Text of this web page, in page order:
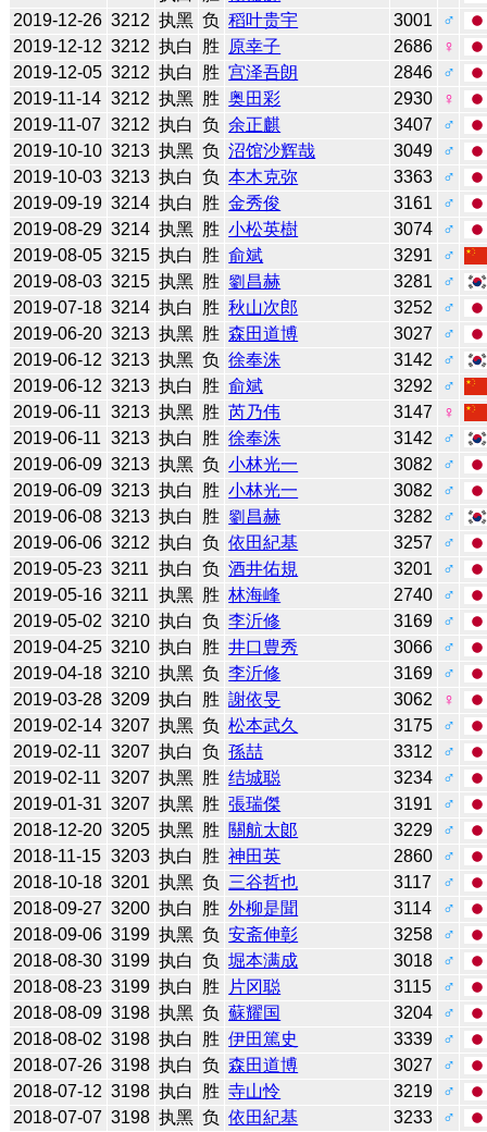
2019-12-26 3212 执黑 负 稻叶贵宇 3001
♂
2019-12-12 3212 执白 胜 原幸子 2686
♀
2019-12-05 3212 执白 胜 宫泽吾朗 2846
♂
2019-11-14 3212 执黑 胜 奥田彩 2930
♀
2019-11-07 3212 执白 负 余正麒 3407
♂
2019-10-10 3213 执黑 负 沼馆沙辉哉 3049
♂
2019-10-03 3213 执白 负 本木克弥 3363
♂
2019-09-19 3214 执白 胜 金秀俊 3161
♂
2019-08-29 3214 执黑 胜 小松英樹 3074
♂
2019-08-05 3215 执白 胜 俞斌 3291
♂
2019-08-03 3215 执黑 胜 劉昌赫 3281
♂
2019-07-18 3214 执白 胜 秋山次郎 3252
♂
2019-06-20 3213 执黑 胜 森田道博 3027
♂
2019-06-12 3213 执黑 负 徐奉洙 3142
♂
2019-06-12 3213 执白 胜 俞斌 3292
♂
2019-06-11 3213 执黑 胜 芮乃伟 3147
♀
2019-06-11 3213 执白 胜 徐奉洙 3142
♂
2019-06-09 3213 执黑 负 小林光一 3082
♂
2019-06-09 3213 执白 胜 小林光一 3082
♂
2019-06-08 3213 执白 胜 劉昌赫 3282
♂
2019-06-06 3212 执白 负 依田紀基 3257
♂
2019-05-23 3211 执白 负 酒井佑規 3201
♂
2019-05-16 3211 执黑 胜 林海峰 2740
♂
2019-05-02 3210 执白 负 李沂修 3169
♂
2019-04-25 3210 执白 胜 井口豊秀 3066
♂
2019-04-18 3210 执黑 负 李沂修 3169
♂
2019-03-28 3209 执白 胜 謝依旻 3062
♀
2019-02-14 3207 执黑 负 松本武久 3175
♂
2019-02-11 3207 执白 负 孫喆 3312
♂
2019-02-11 3207 执黑 胜 结城聪 3234
♂
2019-01-31 3207 执黑 胜 張瑞傑 3191
♂
2018-12-20 3205 执黑 胜 關航太郞 3229
♂
2018-11-15 3203 执白 胜 神田英 2860
♂
2018-10-18 3201 执黑 负 三谷哲也 3117
♂
2018-09-27 3200 执白 胜 外柳是聞 3114
♂
2018-09-06 3199 执黑 负 安斋伸彰 3258
♂
2018-08-30 3199 执白 负 堀本满成 3018
♂
2018-08-23 3199 执白 胜 片冈聪 3115
♂
2018-08-09 3198 执黑 负 蘇耀国 3204
♂
2018-08-02 3198 执白 胜 伊田篤史 3339
♂
2018-07-26 3198 执白 负 森田道博 3027
♂
2018-07-12 3198 执白 胜 寺山怜 3219
♂
2018-07-07 3198 执黑 负 依田紀基 3233
♂